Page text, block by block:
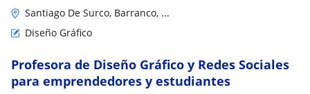
Santiago De Surco, Barranco, ...
Diseño Gráfico
Profesora de Diseño Gráfico y Redes Sociales
para emprendedores y estudiantes